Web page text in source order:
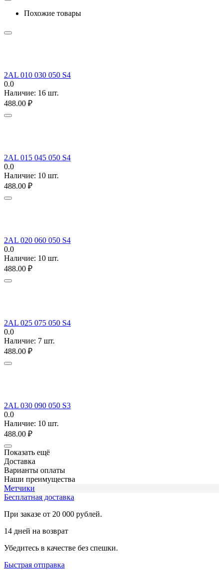
Похожие товары
2AL 010 030 050 S4
0.0
Наличие: 16 шт.
488.00 ₽
2AL 015 045 050 S4
0.0
Наличие: 10 шт.
488.00 ₽
2AL 020 060 050 S4
0.0
Наличие: 10 шт.
488.00 ₽
2AL 025 075 050 S4
0.0
Наличие: 7 шт.
488.00 ₽
2AL 030 090 050 S3
0.0
Наличие: 10 шт.
488.00 ₽
Показать ещё
Доставка
Варианты оплаты
Наши преимущества
Метчики
Бесплатная доставка
При заказе от 20 000 рублей.
14 дней на возврат
Убедитесь в качестве без спешки.
Быстрая отправка